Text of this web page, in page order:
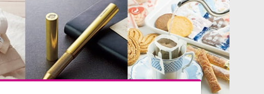
プレイ ヘルプ